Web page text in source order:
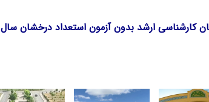
ارشد بدون آزمون استعداد درخشان سال ۱۳۹۶ دانشگاه قم